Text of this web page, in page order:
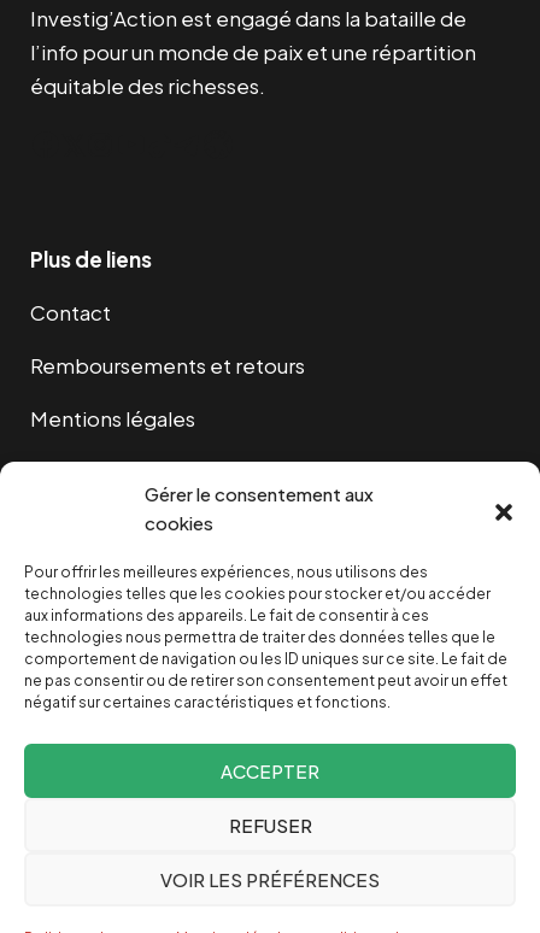
Gérer le consentement aux
cookies
Pour offrir les meilleures expériences, nous utilisons des
technologies telles que les cookies pour stocker et/ou accéder
aux informations des appareils. Le fait de consentir à ces
technologies nous permettra de traiter des données telles que le
comportement de navigation ou les ID uniques sur ce site. Le fait de
ne pas consentir ou de retirer son consentement peut avoir un effet
négatif sur certaines caractéristiques et fonctions.
ACCEPTER
REFUSER
VOIR LES PRÉFÉRENCES
Investig’Action est engagé dans la bataille de
l’info pour un monde de paix et une répartition
équitable des richesses.
Plus de liens
Contact
Remboursements et retours
Mentions légales
NOUS SOUTENIR
NOTRE NEWSLETTER
pour le changer